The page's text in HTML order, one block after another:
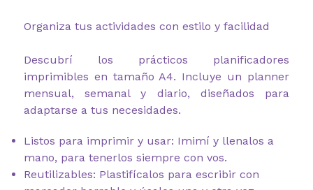
Organiza tus actividades con estilo y facilidad
Descubrí los prácticos planificadores
imprimibles en tamaño A4. Incluye un planner
mensual, semanal y diario, diseñados para
adaptarse a tus necesidades.
Listos para imprimir y usar: Imimí y llenalos a
mano, para tenerlos siempre con vos.
Reutilizables: Plastifícalos para escribir con